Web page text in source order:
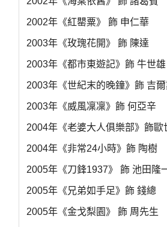
2002年《紅罌粟》 飾 申仁華
2003年《玫瑰花開》 飾 陳達
2003年《都市東遊記》飾 牛世雄
2003年《世紀末的晚鐘》飾 吉
2003年《威風凜凜》飾 何亞辛
2004年《老婆大人俱樂部》飾歐
2004年《非常24小時》飾 陶樹
2005年《刀鋒1937》 飾 池田隆
2005年《兄弟如手足》飾 錢總
2005年《金戈梨園》 飾 周先生